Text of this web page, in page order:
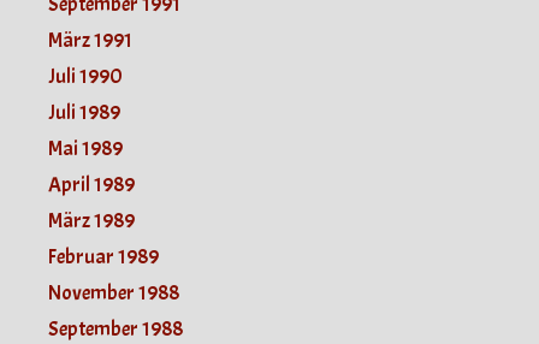
März 1991
Juli 1990
Juli 1989
Mai 1989
April 1989
März 1989
Februar 1989
November 1988
September 1988